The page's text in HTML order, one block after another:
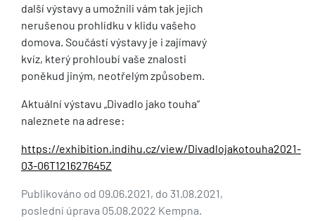
další výstavy a umožnili vám tak jejich
nerušenou prohlídku v klidu vašeho
domova. Součástí výstavy je i zajímavý
kvíz, který prohloubí vaše znalosti
poněkud jiným, neotřelým způsobem.
Aktuální výstavu „Divadlo jako touha“
naleznete na adrese:
https://exhibition.indihu.cz/view/Divadlojakotouha2021-
03-06T121627645Z
Publikováno od 09.06.2021, do 31.08.2021,
poslední úprava 05.08.2022 Kempna.